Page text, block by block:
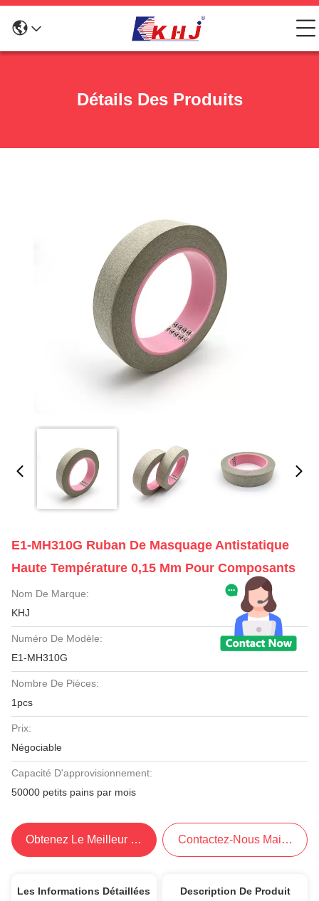
Détails Des Produits
E1-MH310G Ruban De Masquage Antistatique
Haute Température 0,15 Mm Pour Composants
Nom De Marque:
KHJ
Numéro De Modèle:
E1-MH310G
Nombre De Pièces:
1pcs
Prix:
Négociable
Capacité D'approvisionnement:
50000 petits pains par mois
Obtenez Le Meilleur Prix Contactez-Nous Maintenant
Les Informations Détaillées Description De Produit